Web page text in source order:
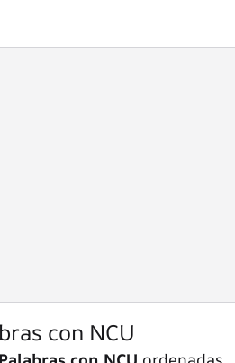
con NCU